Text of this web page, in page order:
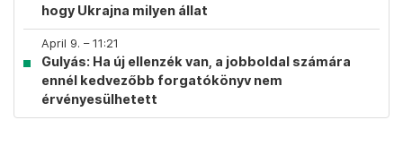
hogy Ukrajna milyen állat
April 9. – 11:21
Gulyás: Ha új ellenzék van, a jobboldal számára
ennél kedvezőbb forgatókönyv nem
érvényesülhetett